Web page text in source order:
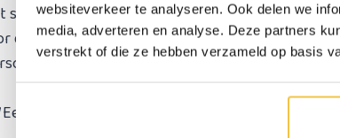
websiteverkeer te analyseren. Ook delen we
media, adverteren en analyse. Deze partners
verstrekt of die ze hebben verzameld op basis
sleepremmen kunt u permanent weerstand
de rollator constant afgeremd wordt. Dit is een
die een rollator te snel voortduwen.
Een extra dikke rugband voor meer